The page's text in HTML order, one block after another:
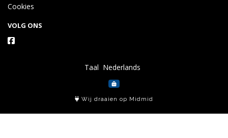
Cookies
VOLG ONS
Taal
Wij draaien op Midmid